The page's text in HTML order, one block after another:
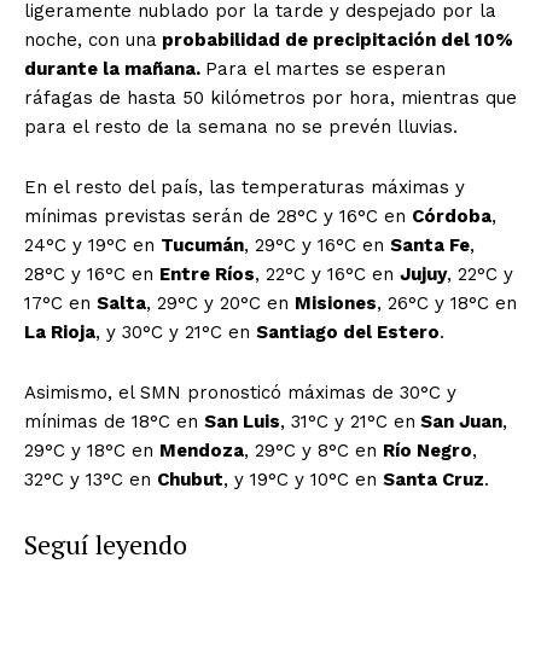
ligeramente nublado por la tarde y despejado por la
noche, con una probabilidad de precipitación del 10%
durante la mañana. Para el martes se esperan
ráfagas de hasta 50 kilómetros por hora, mientras que
para el resto de la semana no se prevén lluvias.
En el resto del país, las temperaturas máximas y
mínimas previstas serán de 28°C y 16°C en Córdoba,
24°C y 19°C en Tucumán, 29°C y 16°C en Santa Fe,
28°C y 16°C en Entre Ríos, 22°C y 16°C en Jujuy, 22°C y
17°C en Salta, 29°C y 20°C en Misiones, 26°C y 18°C en
La Rioja, y 30°C y 21°C en Santiago del Estero.
Asimismo, el SMN pronosticó máximas de 30°C y
mínimas de 18°C en San Luis, 31°C y 21°C en San Juan,
29°C y 18°C en Mendoza, 29°C y 8°C en Río Negro,
32°C y 13°C en Chubut, y 19°C y 10°C en Santa Cruz.
Seguí leyendo